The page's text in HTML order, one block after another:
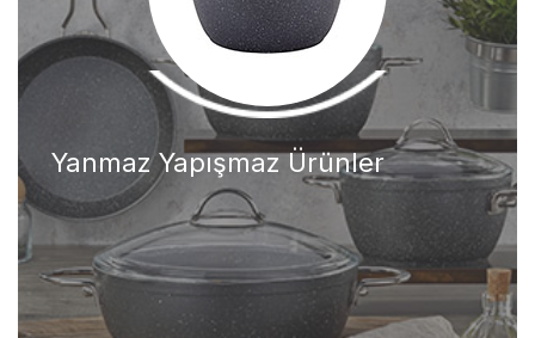
Yanmaz Yapışmaz Ürünler